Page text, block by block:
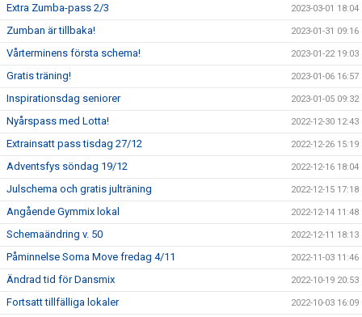
Extra Zumba-pass 2/3 2023-03-01 18:04
Zumban är tillbaka! 2023-01-31 09:16
Vårterminens första schema! 2023-01-22 19:03
Gratis träning! 2023-01-06 16:57
Inspirationsdag seniorer 2023-01-05 09:32
Nyårspass med Lotta! 2022-12-30 12:43
Extrainsatt pass tisdag 27/12 2022-12-26 15:19
Adventsfys söndag 19/12 2022-12-16 18:04
Julschema och gratis julträning 2022-12-15 17:18
Angående Gymmix lokal 2022-12-14 11:48
Schemaändring v. 50 2022-12-11 18:13
Påminnelse Soma Move fredag 4/11 2022-11-03 11:46
Ändrad tid för Dansmix 2022-10-19 20:53
Fortsatt tillfälliga lokaler 2022-10-03 16:09